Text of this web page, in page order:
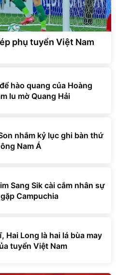
phụ tuyển Việt Nam
hào quang của Hoàng
lu mờ Quang Hải
nhắm kỷ lục ghi bàn thứ
Nam Á
Sang Sik cài cắm nhân sự
Campuchia
Hai Long là hai lá bùa may
tuyển Việt Nam